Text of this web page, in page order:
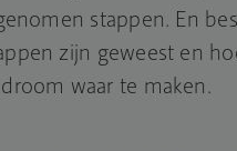
stappen. En
zijn geweest en
waar te maken.